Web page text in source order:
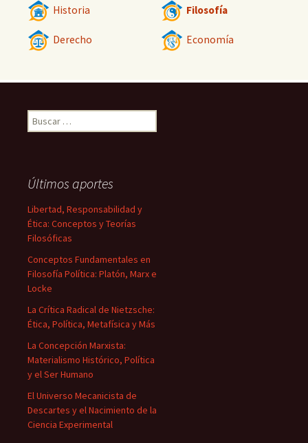
Historia Filosofía
Derecho Economía
Buscar:
Últimos aportes
Libertad, Responsabilidad y
Ética: Conceptos y Teorías
Filosóficas
Conceptos Fundamentales en
Filosofía Política: Platón, Marx e
Locke
La Crítica Radical de Nietzsche:
Ética, Política, Metafísica y Más
La Concepción Marxista:
Materialismo Histórico, Política
y el Ser Humano
El Universo Mecanicista de
Descartes y el Nacimiento de la
Ciencia Experimental